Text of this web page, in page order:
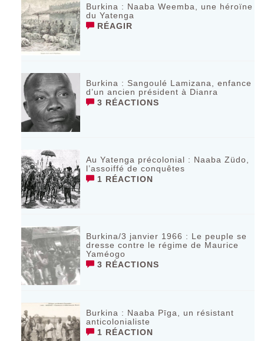
Burkina : Naaba Weemba, une héroïne
du Yatenga
RÉAGIR
Burkina : Sangoulé Lamizana, enfance
d’un ancien président à Dianra
3 RÉACTIONS
Au Yatenga précolonial : Naaba Züdo,
l’assoiffé de conquêtes
1 RÉACTION
Burkina/3 janvier 1966 : Le peuple se
dresse contre le régime de Maurice
Yaméogo
3 RÉACTIONS
Burkina : Naaba Pīga, un résistant
anticolonialiste
1 RÉACTION